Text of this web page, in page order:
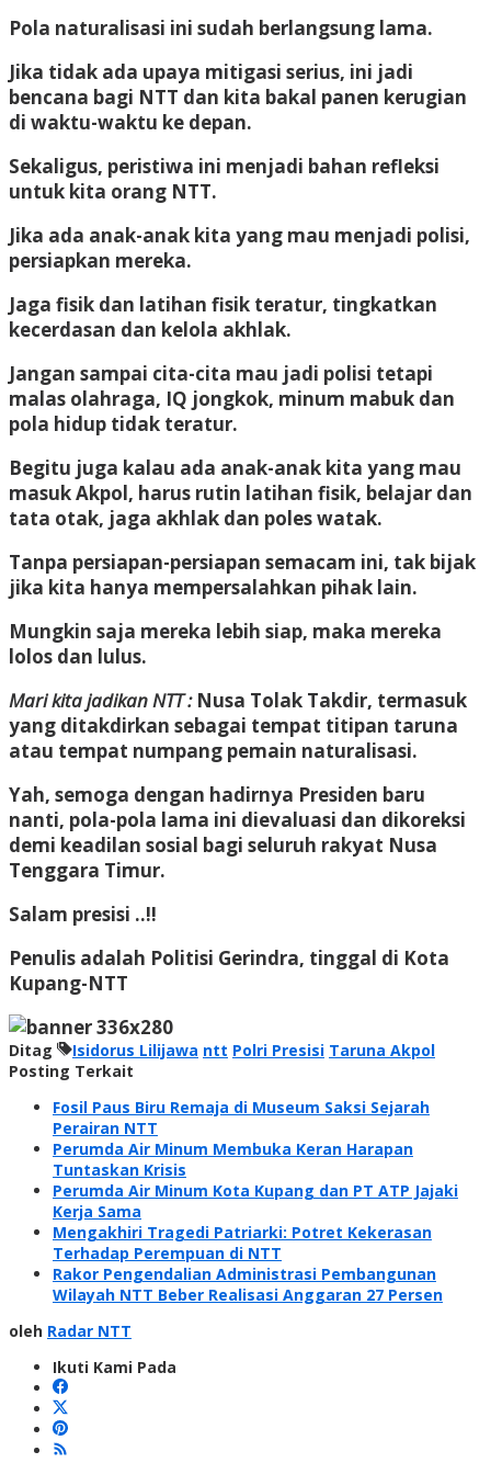
Pola naturalisasi ini sudah berlangsung lama.
Jika tidak ada upaya mitigasi serius, ini jadi
bencana bagi NTT dan kita bakal panen kerugian
di waktu-waktu ke depan.
Sekaligus, peristiwa ini menjadi bahan refleksi
untuk kita orang NTT.
Jika ada anak-anak kita yang mau menjadi polisi,
persiapkan mereka.
Jaga fisik dan latihan fisik teratur, tingkatkan
kecerdasan dan kelola akhlak.
Jangan sampai cita-cita mau jadi polisi tetapi
malas olahraga, IQ jongkok, minum mabuk dan
pola hidup tidak teratur.
Begitu juga kalau ada anak-anak kita yang mau
masuk Akpol, harus rutin latihan fisik, belajar dan
tata otak, jaga akhlak dan poles watak.
Tanpa persiapan-persiapan semacam ini, tak bijak
jika kita hanya mempersalahkan pihak lain.
Mungkin saja mereka lebih siap, maka mereka
lolos dan lulus.
Mari kita jadikan NTT :Nusa Tolak Takdir, termasuk
yang ditakdirkan sebagai tempat titipan taruna
atau tempat numpang pemain naturalisasi.
Yah, semoga dengan hadirnya Presiden baru
nanti, pola-pola lama ini dievaluasi dan dikoreksi
demi keadilan sosial bagi seluruh rakyat Nusa
Tenggara Timur.
Salam presisi ..!!
Penulis adalah Politisi Gerindra, tinggal di Kota
Kupang-NTT
Ditag Isidorus Lilijawa ntt Polri Presisi Taruna Akpol
Posting Terkait
Fosil Paus Biru Remaja di Museum Saksi Sejarah
Perairan NTT
Perumda Air Minum Membuka Keran Harapan
Tuntaskan Krisis
Perumda Air Minum Kota Kupang dan PT ATP Jajaki
Kerja Sama
Mengakhiri Tragedi Patriarki: Potret Kekerasan
Terhadap Perempuan di NTT
Rakor Pengendalian Administrasi Pembangunan
Wilayah NTT Beber Realisasi Anggaran 27 Persen
oleh Radar NTT
Ikuti Kami Pada